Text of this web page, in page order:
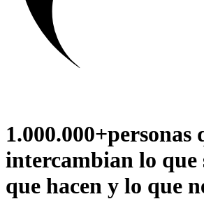
1.000.000+personas
intercambian lo que
que hacen y lo que